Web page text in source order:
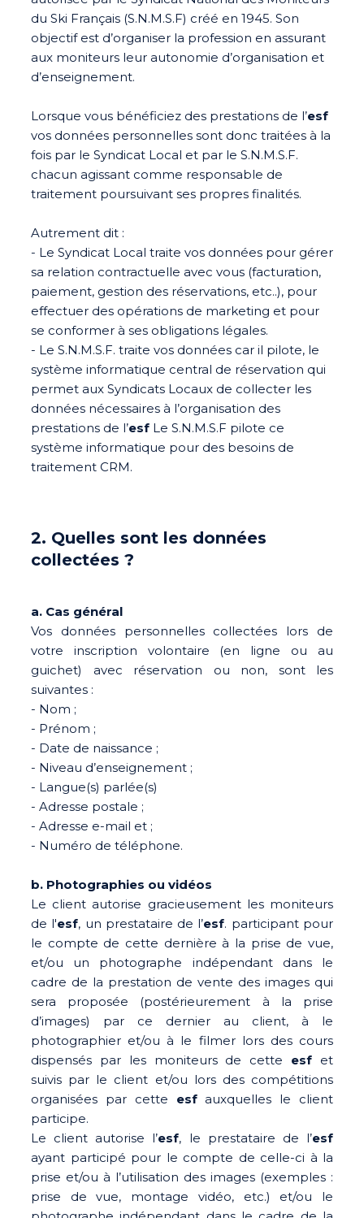
du Ski Français (S.N.M.S.F) créé en 1945. Son
objectif est d’organiser la profession en assurant
aux moniteurs leur autonomie d’organisation et
d’enseignement.
Lorsque vous bénéficiez des prestations de l’esf
vos données personnelles sont donc traitées à la
fois par le Syndicat Local et par le S.N.M.S.F.
chacun agissant comme responsable de
traitement poursuivant ses propres finalités.
Autrement dit :
- Le Syndicat Local traite vos données pour gérer
sa relation contractuelle avec vous (facturation,
paiement, gestion des réservations, etc..), pour
effectuer des opérations de marketing et pour
se conformer à ses obligations légales.
- Le S.N.M.S.F. traite vos données car il pilote, le
système informatique central de réservation qui
permet aux Syndicats Locaux de collecter les
données nécessaires à l’organisation des
prestations de l’esf Le S.N.M.S.F pilote ce
système informatique pour des besoins de
traitement CRM.
2. Quelles sont les données
collectées ?
a. Cas général
Vos données personnelles collectées lors de
votre inscription volontaire (en ligne ou au
guichet) avec réservation ou non, sont les
suivantes :
- Nom ;
- Prénom ;
- Date de naissance ;
- Niveau d’enseignement ;
- Langue(s) parlée(s)
- Adresse postale ;
- Adresse e-mail et ;
- Numéro de téléphone.
b. Photographies ou vidéos
Le client autorise gracieusement les moniteurs
de l'esf, un prestataire de l’esf. participant pour
le compte de cette dernière à la prise de vue,
et/ou un photographe indépendant dans le
cadre de la prestation de vente des images qui
sera proposée (postérieurement à la prise
d’images) par ce dernier au client, à le
photographier et/ou à le filmer lors des cours
dispensés par les moniteurs de cette esf et
suivis par le client et/ou lors des compétitions
organisées par cette esfauxquelles le client
participe.
Le client autorise l’esf, le prestataire de l’esf
ayant participé pour le compte de celle-ci à la
prise et/ou à l’utilisation des images (exemples :
prise de vue, montage vidéo, etc.) et/ou le